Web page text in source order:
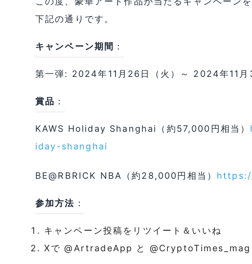
下記の通りです。
キャンペーン期間 ：
第一弾: 2024年11月26日（火）～ 2024年11
賞品 ：
KAWS Holiday Shanghai（約57,000円相当）
iday-shanghai
BE@RBRICK NBA（約28,000円相当）
参加方法 ：
キャンペーン投稿をリツイート＆いいね
Xで @ArtradeApp と @CryptoTimes_mag